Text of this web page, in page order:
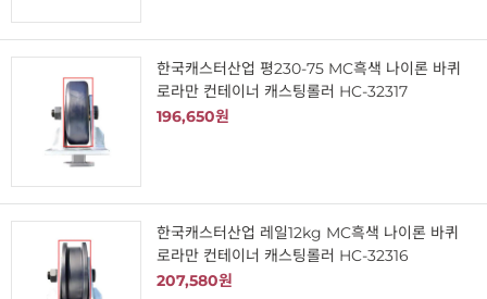
한국캐스터산업 평230-75 MC흑색 나이론 바퀴
로라만 컨테이너 캐스팅롤러 HC-32317
196,650원
한국캐스터산업 레일12kg MC흑색 나이론 바퀴
로라만 컨테이너 캐스팅롤러 HC-32316
207,580원